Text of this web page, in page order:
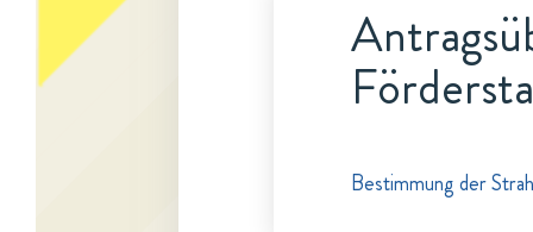
Bestimmung der